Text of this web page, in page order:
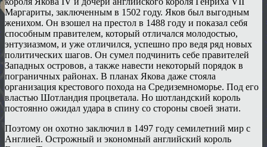
Маргариты, заключенным в 1502 году. Яков был выгодным
женихом. Он взошел на престол в 1488 году и показал себя
способным правителем, который отличался молодостью,
энтузиазмом, и уже отличился, успешно про ведя ряд новых
политических шагов. Он сумел подчинить себе правителей
Западных островов, а также навести некоторый порядок в
пограничных районах. В планах Якова даже стояла
организация крестового похода на Средиземноморье. Под его
властью Шотландия процветала. Но шотландский король
постоянно ожидал удара в спину со стороны своей знати.
Поэтому он охотно заключил в 1497 году семилетний мир с
Англией. Острожный и экономный английский король